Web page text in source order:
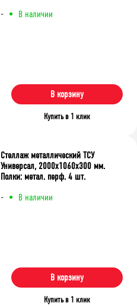
- В наличии
В корзину
Купить в 1 клик
- В наличии
Стеллаж металлический ТСУ
Универсал, 2000x1060x300 мм.
Полки: метал. перф. 4 шт.
В корзину
Купить в 1 клик